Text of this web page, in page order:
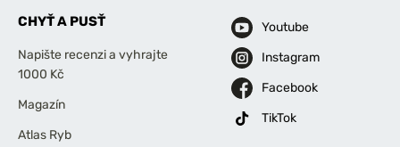
CHYŤ A PUSŤ
Napište recenzi a vyhrajte
1000 Kč
Magazín
Atlas Ryb
Youtube
Instagram
Facebook
TikTok